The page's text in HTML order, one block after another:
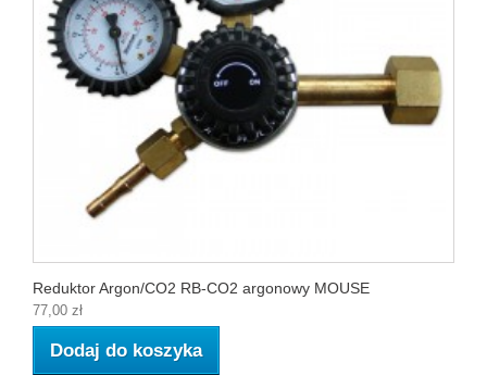
Reduktor Argon/CO2 RB-CO2 argonowy MOUSE
77,00 zł
Dodaj do koszyka